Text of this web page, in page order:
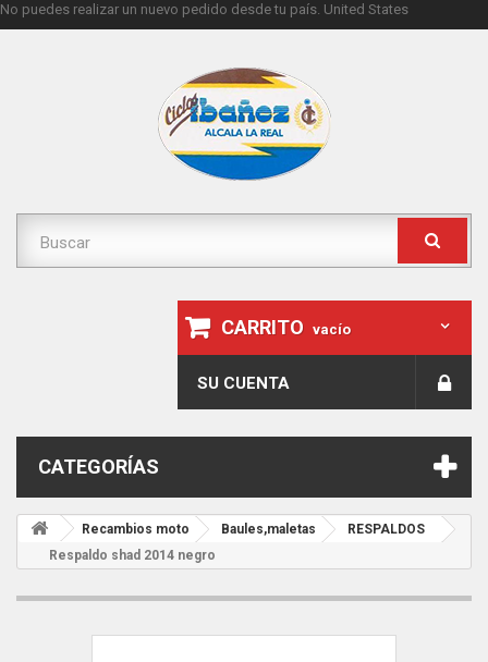
No puedes realizar un nuevo pedido desde tu país. United States
CARRITO vacío
SU CUENTA
CATEGORÍAS
Recambios moto Baules,maletas
RESPALDOS
Respaldo shad 2014 negro